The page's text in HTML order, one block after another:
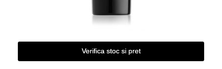
Verifica stoc si pret